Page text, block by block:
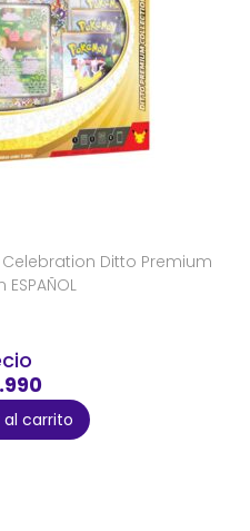
Celebration Ditto Premium
al carrito